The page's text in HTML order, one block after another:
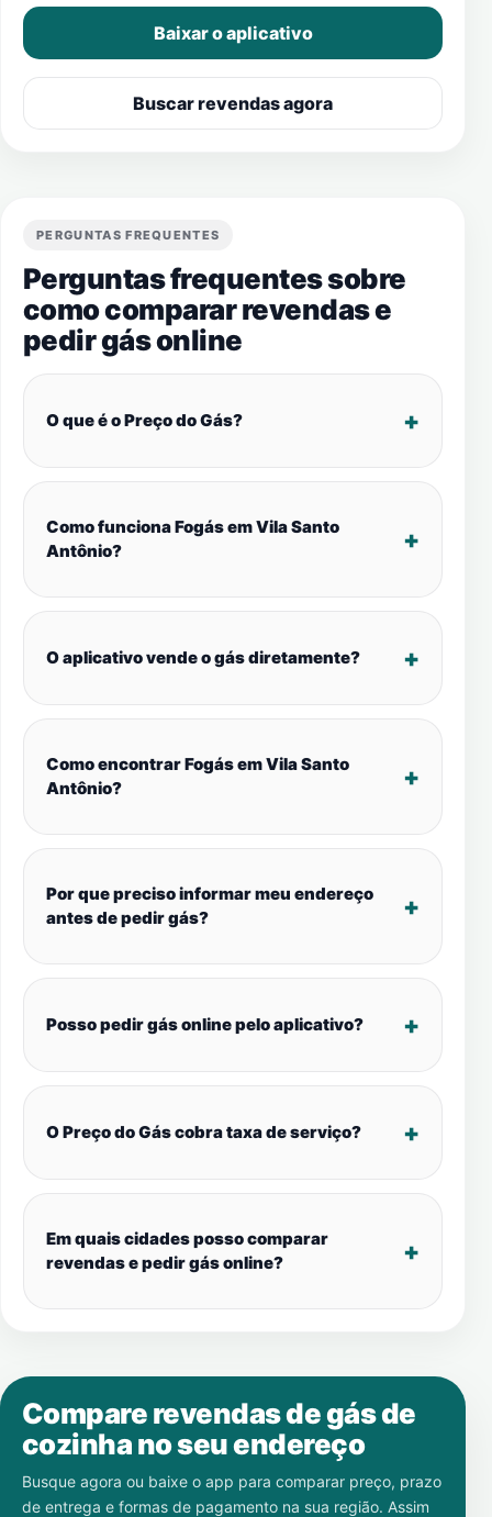
Baixar o aplicativo
Buscar revendas agora
PERGUNTAS FREQUENTES
Perguntas frequentes sobre
como comparar revendas e
pedir gás online
O que é o Preço do Gás?
Como funciona Fogás em Vila Santo
Antônio?
O aplicativo vende o gás diretamente?
Como encontrar Fogás em Vila Santo
Antônio?
Por que preciso informar meu endereço
antes de pedir gás?
Posso pedir gás online pelo aplicativo?
O Preço do Gás cobra taxa de serviço?
Em quais cidades posso comparar
revendas e pedir gás online?
Compare revendas de gás de
cozinha no seu endereço
Busque agora ou baixe o app para comparar preço, prazo
de entrega e formas de pagamento na sua região. Assim